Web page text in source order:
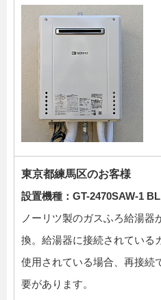
東京都練馬区のお客様
設置機種：GT-2470SAW-1 BL
ノーリツ製のガスふろ給湯器
換。給湯器に接続されている
使用されている場合、再接続
要があります。